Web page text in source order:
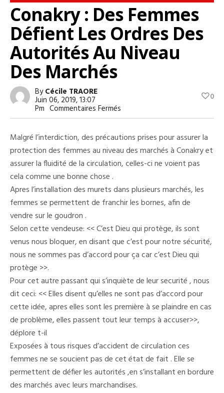
Conakry : Des Femmes
Défient Les Ordres Des
Autorités Au Niveau
Des Marchés
ByCécile TRAORE
Juin 06, 2019, 13:07
Pm Commentaires Fermés
Conakry
Des
Femmes
Défient
Les
Ordres
Au
Niveau
Des
0
Malgré l’interdiction, des précautions prises pour assurer la
protection des femmes au niveau des marchés à Conakry et
assurer la fluidité de la circulation, celles-ci ne voient pas
cela comme une bonne chose .
Apres l’installation des murets dans plusieurs marchés, les
femmes se permettent de franchir les bornes, afin de
vendre sur le goudron .
Selon cette vendeuse: << C’est Dieu qui protège, ils sont
venus nous bloquer, en disant que c’est pour notre sécurité,
nous ne sommes pas d’accord pour ça car c’est Dieu qui
protège >>.
Pour cet autre passant qui s’inquiète de leur securité , nous
dit ceci: << Elles disent qu’elles ne sont pas d’accord pour
cette idée, apres elles sont les première à se plaindre en cas
de problème, elles passent tout leur temps à accuser>>,
déplore t-il
Exposées à tous risques d’accident de circulation ces
femmes ne se soucient pas de cet état de fait . Elle se
permettent de défier les autorités ,en s’installant en bordure
des marchés avec leurs marchandises.